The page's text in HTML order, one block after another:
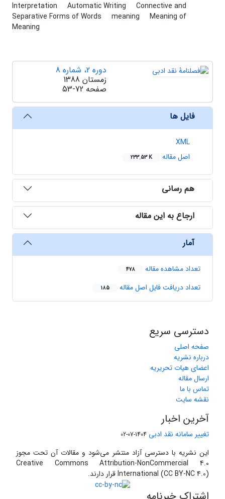
Interpretation Automatic Writing
Connective and
Separative Forms of Words
meaning
Meaning of
Meaning
دوره 2، شماره 8
زمستان 1388
صفحه 53-72
فایل ها
XML
اصل مقاله
233.53 K
هم رسانی
ارجاع به این مقاله
آمار
تعداد مشاهده مقاله 478
تعداد دریافت فایل اصل مقاله 185
دسترسی سریع
صفحه اصلی
درباره نشریه
اعضای هیات تحریریه
ارسال مقاله
تماس با ما
نقشه سایت
آخرین اخبار
تغییر سامانه نقد ادبی 1404-07-02
این نشریه با دسترسی آزاد منتشر می‌شود و مقالات آن تحت مجوز
Creative Commons Attribution-NonCommercial 4.0
International (CC BY-NC 4.0) قرار دارند.